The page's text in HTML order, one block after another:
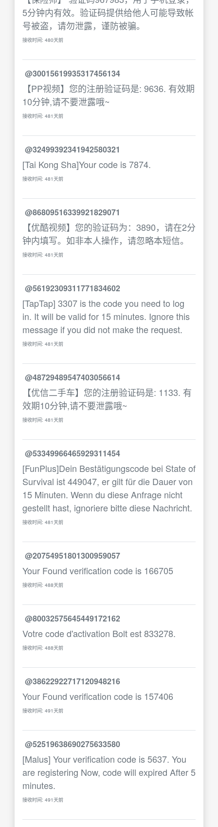
5分钟内有效。验证码提供给他人可能导致帐
号被盗，请勿泄露，谨防被骗。
接收时间: 480天前
@30015619935317456134
【PP视频】您的注册验证码是: 9636. 有效期
10分钟,请不要泄露哦~
接收时间: 481天前
@32499392341942580321
[Tai Kong Sha]Your code is 7874.
接收时间: 481天前
@86809516339921829071
【优酷视频】您的验证码为：3890，请在2分
钟内填写。如非本人操作，请忽略本短信。
接收时间: 481天前
@56192309311771834602
[TapTap] 3307 is the code you need to log
in. It will be valid for 15 minutes. Ignore this
message if you did not make the request.
接收时间: 481天前
@48729489547403056614
【优信二手车】您的注册验证码是: 1133. 有
效期10分钟,请不要泄露哦~
接收时间: 481天前
@53349966465929311454
[FunPlus]Dein Bestätigungscode bei State of
Survival ist 449047, er gilt für die Dauer von
15 Minuten. Wenn du diese Anfrage nicht
gestellt hast, ignoriere bitte diese Nachricht.
接收时间: 481天前
@20754951801300959057
Your Found verification code is 166705
接收时间: 488天前
@80032575645449172162
Votre code d'activation Bolt est 833278.
接收时间: 488天前
@38622922717120948216
Your Found verification code is 157406
接收时间: 491天前
@52519638690275633580
[Malus] Your verification code is 5637. You
are registering Now, code will expired After 5
minutes.
接收时间: 491天前